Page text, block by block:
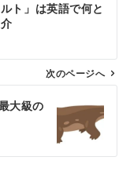
ト」は英語で何と
次のページへ
大級の